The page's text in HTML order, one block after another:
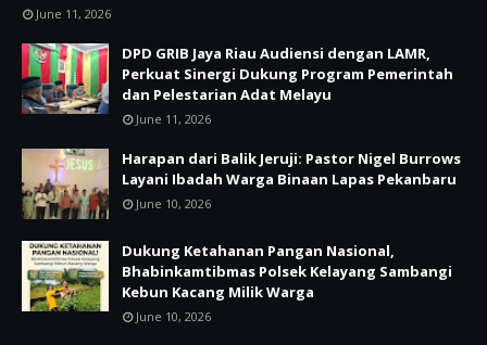
June 11, 2026
DPD GRIB Jaya Riau Audiensi dengan LAMR,
Perkuat Sinergi Dukung Program Pemerintah
dan Pelestarian Adat Melayu
June 11, 2026
Harapan dari Balik Jeruji: Pastor Nigel Burrows
Layani Ibadah Warga Binaan Lapas Pekanbaru
June 10, 2026
Dukung Ketahanan Pangan Nasional,
Bhabinkamtibmas Polsek Kelayang Sambangi
Kebun Kacang Milik Warga
June 10, 2026